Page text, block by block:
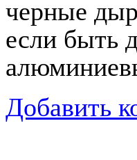
черные
если быть
Добавить